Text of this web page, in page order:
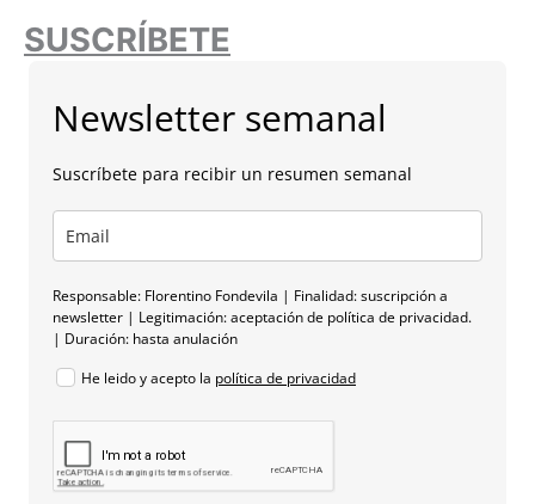
SUSCRÍBETE
Newsletter semanal
Suscríbete para recibir un resumen semanal
Responsable: Florentino Fondevila | Finalidad: suscripción a
newsletter | Legitimación: aceptación de política de privacidad.
| Duración: hasta anulación
He leido y acepto la política de privacidad